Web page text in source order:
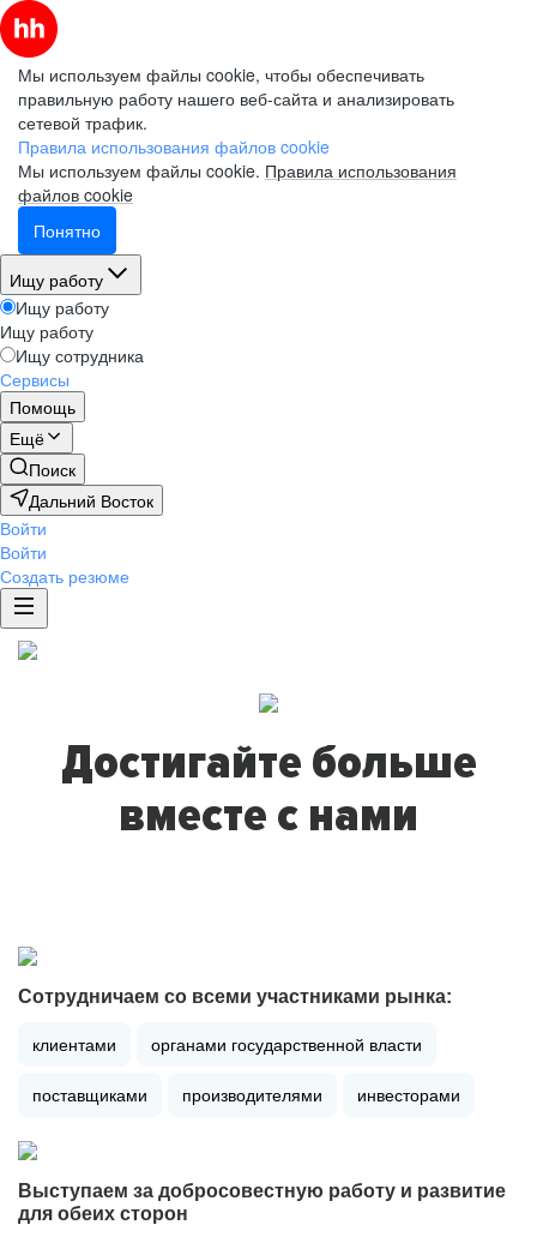
Мы используем файлы cookie, чтобы обеспечивать
правильную работу нашего веб-сайта и анализировать
сетевой трафик.
Правила использования файлов cookie
Мы используем файлы cookie. Правила использования
файлов cookie
Понятно
Ищу работу
Ищу работу
Ищу работу
Ищу сотрудника
Сервисы
Помощь
Ещё
Поиск
Дальний Восток
Войти
Войти
Создать резюме
Достигайте больше
вместе с нами
Сотрудничаем со всеми участниками рынка:
клиентами органами государственной власти
поставщиками производителями инвесторами
Выступаем за добросовестную работу и развитие
для обеих сторон